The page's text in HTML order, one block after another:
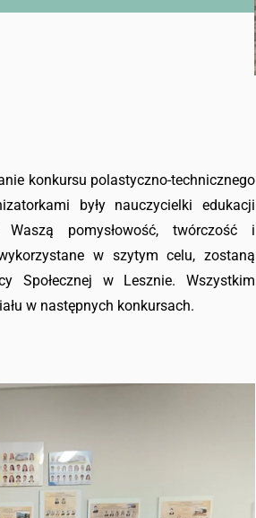
konkursu polastyczno-technicznego
były nauczycielki edukacji
pomysłowość, twórczość i
w szytym celu, zostaną
Społecznej w Lesznie. Wszystkim
w następnych konkursach.